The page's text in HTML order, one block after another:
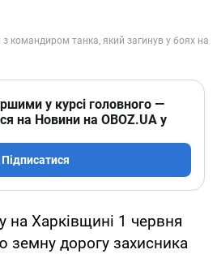
у курсі головного —
на Новини на OBOZ.UA у
Підписатися
Харківщині 1 червня
земну дорогу захисника